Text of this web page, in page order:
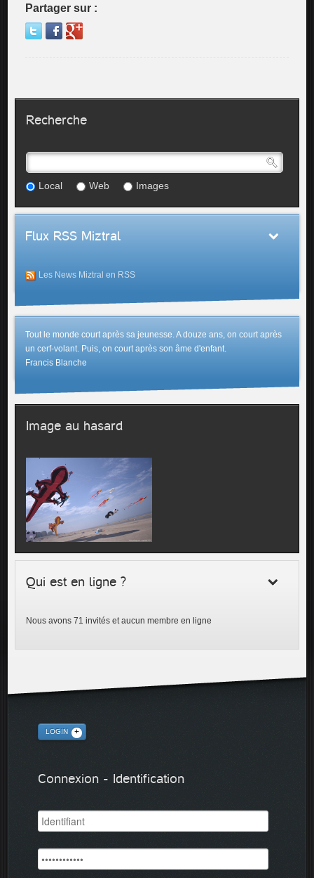
Partager sur :
Recherche
Local Web Images
Flux RSS Miztral
Les News Miztral en RSS
Tout le monde court après sa jeunesse. A douze ans, on court après
un cerf-volant. Puis, on court après son âme d'enfant.
Francis Blanche
Image au hasard
Qui est en ligne ?
Nous avons 71 invités et aucun membre en ligne
LOGIN
Connexion - Identification